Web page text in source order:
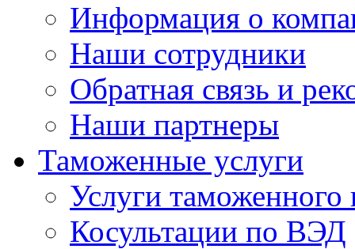
Информация о
Наши сотрудники
Обратная связь и
Наши партнеры
Таможенные услуги
Услуги таможенного
Косультации по ВЭД